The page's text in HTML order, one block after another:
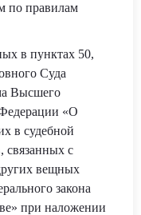
по правилам
в пунктах 50,
Суда
Высшего
«О
в судебной
связанных с
вещных
закона
при наложении